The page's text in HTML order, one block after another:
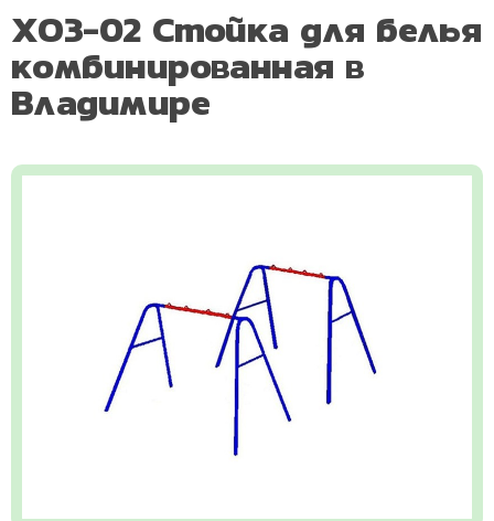
ХОЗ-02 Стойка для белья
комбинированная в
Владимире